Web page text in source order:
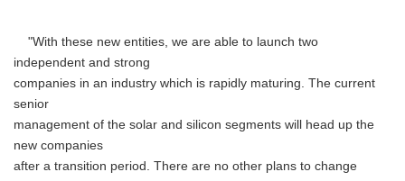
"With these new entities, we are able to launch two
independent and strong
companies in an industry which is rapidly maturing. The current
senior
management of the solar and silicon segments will head up the
new companies
after a transition period. There are no other plans to change